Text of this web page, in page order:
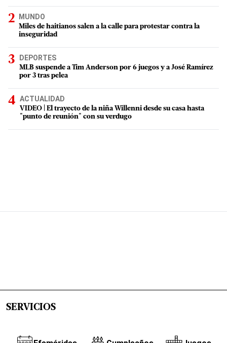
MUNDO
Miles de haitianos salen a la calle para protestar contra la
inseguridad
DEPORTES
MLB suspende a Tim Anderson por 6 juegos y a José Ramírez
por 3 tras pelea
ACTUALIDAD
VIDEO | El trayecto de la niña Willenni desde su casa hasta
"punto de reunión" con su verdugo
SERVICIOS